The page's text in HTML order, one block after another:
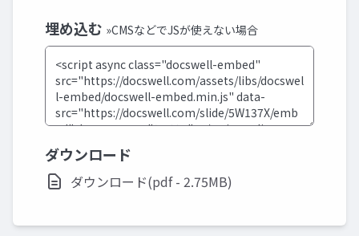
埋め込む »CMSなどでJSが使えない場合
ダウンロード
ダウンロード(pdf - 2.75MB)